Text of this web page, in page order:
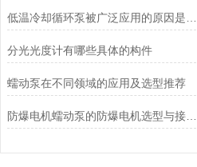
分光光度计有哪些具体的构件
蠕动泵在不同领域的应用及选型推荐
防爆电机蠕动泵的防爆电机选型与接线要求